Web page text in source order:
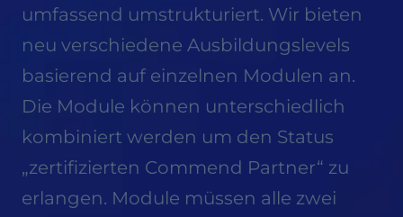
umfassend umstrukturiert. Wir bieten
neu verschiedene Ausbildungslevels
basierend auf einzelnen Modulen an.
Die Module können unterschiedlich
kombiniert werden um den Status
„zertifizierten Commend Partner“ zu
erlangen. Module müssen alle zwei